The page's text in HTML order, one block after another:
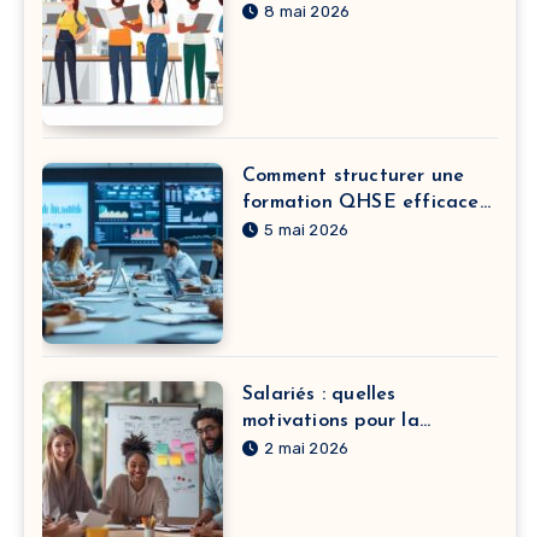
par A : de l’agriculteur à
8 mai 2026
Comment structurer une
formation QHSE efficace
pour vos équipes
5 mai 2026
Salariés : quelles
motivations pour la
formation continue dans le
2 mai 2026